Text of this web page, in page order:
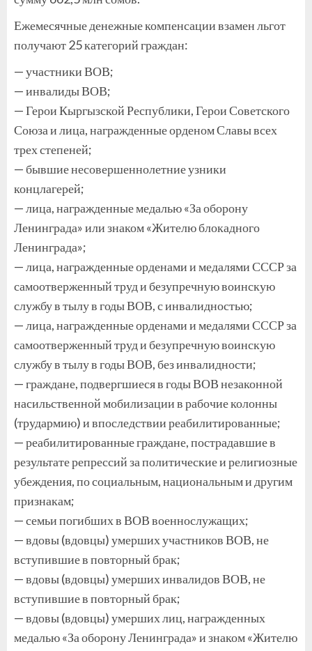
Ежемесячные денежные компенсации взамен льгот
получают 25 категорий граждан:
— участники ВОВ;
— инвалиды ВОВ;
— Герои Кыргызской Республики, Герои Советского
Союза и лица, награжденные орденом Славы всех
трех степеней;
— бывшие несовершеннолетние узники
концлагерей;
— лица, награжденные медалью «За оборону
Ленинграда» или знаком «Жителю блокадного
Ленинграда»;
— лица, награжденные орденами и медалями СССР за
самоотверженный труд и безупречную воинскую
службу в тылу в годы ВОВ, с инвалидностью;
— лица, награжденные орденами и медалями СССР за
самоотверженный труд и безупречную воинскую
службу в тылу в годы ВОВ, без инвалидности;
— граждане, подвергшиеся в годы ВОВ незаконной
насильственной мобилизации в рабочие колонны
(трудармию) и впоследствии реабилитированные;
— реабилитированные граждане, пострадавшие в
результате репрессий за политические и религиозные
убеждения, по социальным, национальным и другим
признакам;
— семьи погибших в ВОВ военнослужащих;
— вдовы (вдовцы) умерших участников ВОВ, не
вступившие в повторный брак;
— вдовы (вдовцы) умерших инвалидов ВОВ, не
вступившие в повторный брак;
— вдовы (вдовцы) умерших лиц, награжденных
медалью «За оборону Ленинграда» и знаком «Жителю